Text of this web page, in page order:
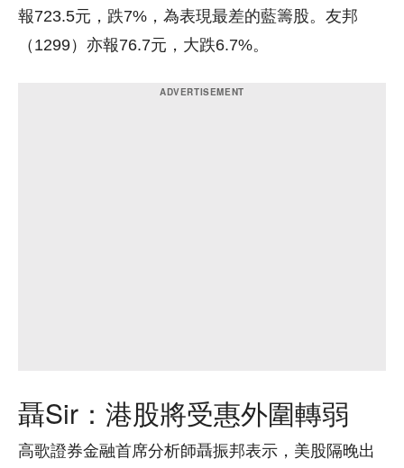
報723.5元，跌7%，為表現最差的藍籌股。友邦
（1299）亦報76.7元，大跌6.7%。
聶Sir：港股將受惠外圍轉弱
高歌證券金融首席分析師聶振邦表示，美股隔晚出